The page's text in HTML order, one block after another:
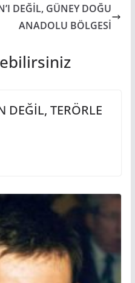
DEĞİL, GÜNEY DOĞU
ANADOLU BÖLGESİ
DEĞİL, TERÖRLE